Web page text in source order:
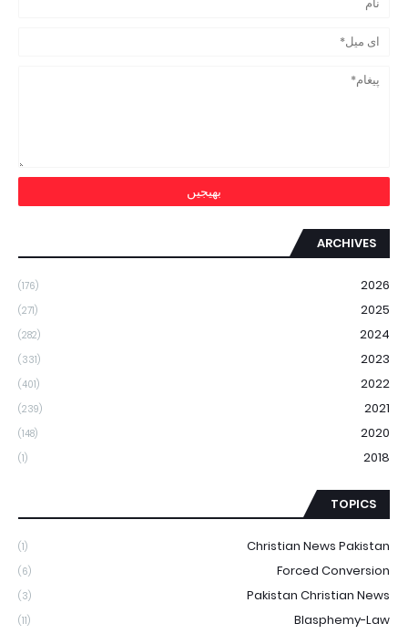
ARCHIVES
2026
(176)
2025
(271)
2024
(282)
2023
(331)
2022
(401)
2021
(239)
2020
(148)
2018
(1)
TOPICS
Christian News Pakistan
(1)
Forced Conversion
(6)
Pakistan Christian News
(3)
Blasphemy-Law
(11)